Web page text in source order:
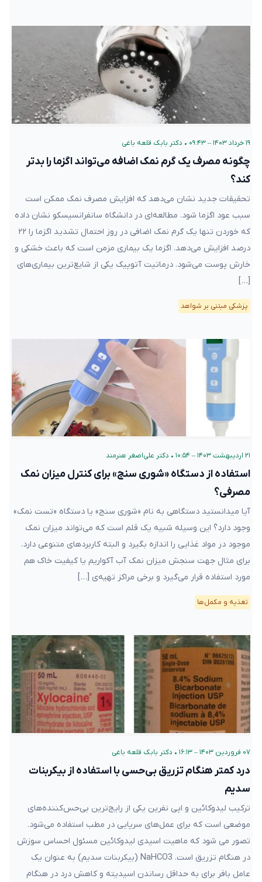
۱۹ خرداد ۱۴۰۳ – ۰۹:۴۳ • دکتر بابک قلعه‌ باغی
چگونه مصرف یک گرم نمک اضافه می‌تواند اگزما را بدتر
کند؟
تحقیقات جدید نشان می‌دهد که افزایش مصرف نمک ممکن است
سبب عود اگزما شود. مطالعه‌ای در دانشگاه سانفرانسیسکو نشان داده
که خوردن تنها یک گرم نمک اضافی در روز احتمال تشدید اگزما را ۲۲
درصد افزایش می‌دهد. اگزما یک بیماری مزمن است که باعث خشکی و
خارش پوست می‌شود. درماتیت آتوپیک یکی از شایع‌ترین بیماری‌های
[…]
پزشکی مبتنی بر شواهد
۲۱ اردیبهشت ۱۴۰۳ – ۱۰:۵۴ • دکتر علی‌اصغر هنرمند
استفاده از دستگاه «شوری سنج» برای کنترل میزان نمک
مصرفی؟
آیا میدانستید دستگاهی به نام «شوری سنج» یا دستگاه «تست نمک»
وجود دارد؟ این وسیله شبیه یک قلم است که می‌تواند میزان نمک
موجود در مواد غذایی را اندازه‌ بگیرد و البته کاربردهای متنوعی دارد.
برای مثال جهت سنجش میزان نمک آب آکواریم یا کیفیت خاک هم
مورد استفاده قرار می‌گیرد و برخی مراکز تهیه‌‌ی […]
تغذیه و مکمل‌ها
۰۷ فروردین ۱۴۰۳ – ۱۶:۱۳ • دکتر بابک قلعه‌ باغی
درد کمتر هنگام تزریق بی‌حسی با استفاده از بیکربنات
سدیم
ترکیب لیدوکائین و اپی نفرین یکی از رایج‌ترین بی‌حس‌کننده‌های
موضعی است که برای عمل‌های سرپایی در مطب استفاده می‌شود.
تصور می شود که ماهیت اسیدی لیدوکائین مسئول احساس سوزش
در هنگام تزریق است. NaHCO3 (بیکربنات سدیم) به عنوان یک
عامل بافر برای به حداقل رساندن اسیدیته و کاهش درد در هنگام